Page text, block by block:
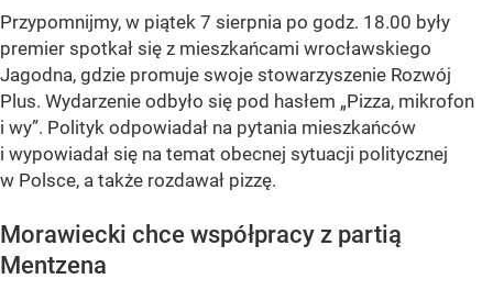
Przypomnijmy, w piątek 7 sierpnia po godz. 18.00 były
premier spotkał się z mieszkańcami wrocławskiego
Jagodna, gdzie promuje swoje stowarzyszenie Rozwój
Plus. Wydarzenie odbyło się pod hasłem „Pizza, mikrofon
i wy”. Polityk odpowiadał na pytania mieszkańców
i wypowiadał się na temat obecnej sytuacji politycznej
w Polsce, a także rozdawał pizzę.
Morawiecki chce współpracy z partią
Mentzena